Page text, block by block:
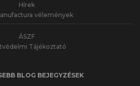
Hírek
vélemények
ÁSZF
Tájékoztató
BLOG BEJEGYZÉSEK